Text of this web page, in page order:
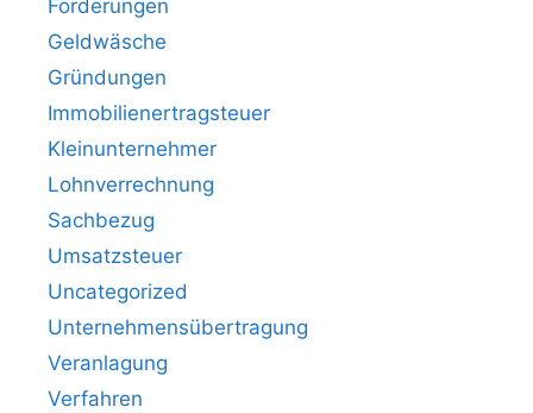
Förderungen
Geldwäsche
Gründungen
Immobilienertragsteuer
Kleinunternehmer
Lohnverrechnung
Sachbezug
Umsatzsteuer
Uncategorized
Unternehmensübertragung
Veranlagung
Verfahren